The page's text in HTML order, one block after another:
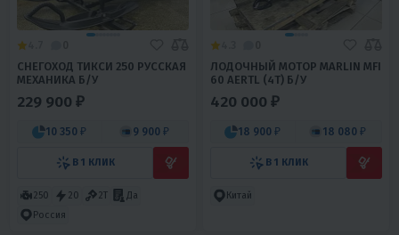
СНЕГОХОД ТИКСИ 250 РУССКАЯ
МЕХАНИКА Б/У
229 900 ₽
10 350 ₽ 9 900 ₽
В 1 КЛИК
250 20 2Т
Да
Россия
ЛОДОЧНЫЙ МОТОР MARLIN MFI
60 AERTL (4Т) Б/У
420 000 ₽
18 900 ₽ 18 080 ₽
В 1 КЛИК
Китай